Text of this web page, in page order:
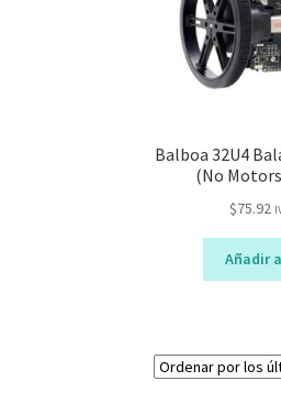
Balboa 32U4
(No
$75.92
Añadir